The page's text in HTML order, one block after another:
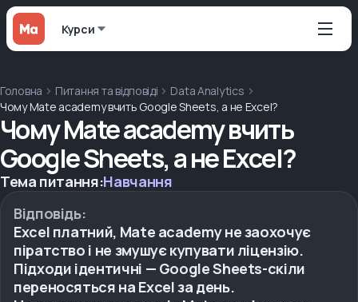
Курси
Головна Питання та відповіді
Data Analytics
Чому Mate academy вчить Google Sheets, а не Excel?
Чому Mate academy вчить
Google Sheets, а не Excel?
Тема питання:Навчання
Відповідь:
Excel платний, Mate academy не заохочує
піратство і не змушує купувати ліцензію.
Підходи ідентичні — Google Sheets-скіли
переносяться на Excel за день.